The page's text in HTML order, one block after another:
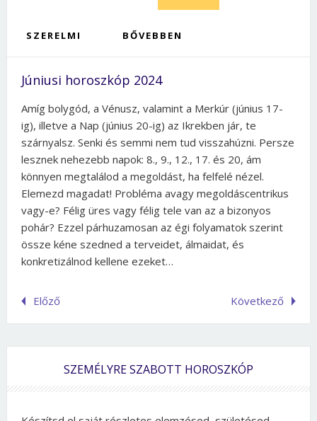
SZERELMI BŐVEBBEN
Júniusi horoszkóp 2024
Amíg bolygód, a Vénusz, valamint a Merkúr (június 17-
ig), illetve a Nap (június 20-ig) az Ikrekben jár, te
szárnyalsz. Senki és semmi nem tud visszahúzni. Persze
lesznek nehezebb napok: 8., 9., 12., 17. és 20, ám
könnyen megtalálod a megoldást, ha felfelé nézel.
Elemezd magadat! Probléma avagy megoldáscentrikus
vagy-e? Félig üres vagy félig tele van az a bizonyos
pohár? Ezzel párhuzamosan az égi folyamatok szerint
össze kéne szedned a terveidet, álmaidat, és
konkretizálnod kellene ezeket…
Előző Következő
SZEMÉLYRE SZABOTT HOROSZKÓP